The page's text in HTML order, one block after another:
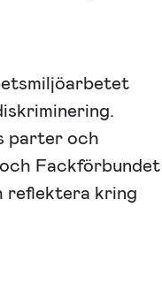
parter och
Fackförbundet
reflektera kring